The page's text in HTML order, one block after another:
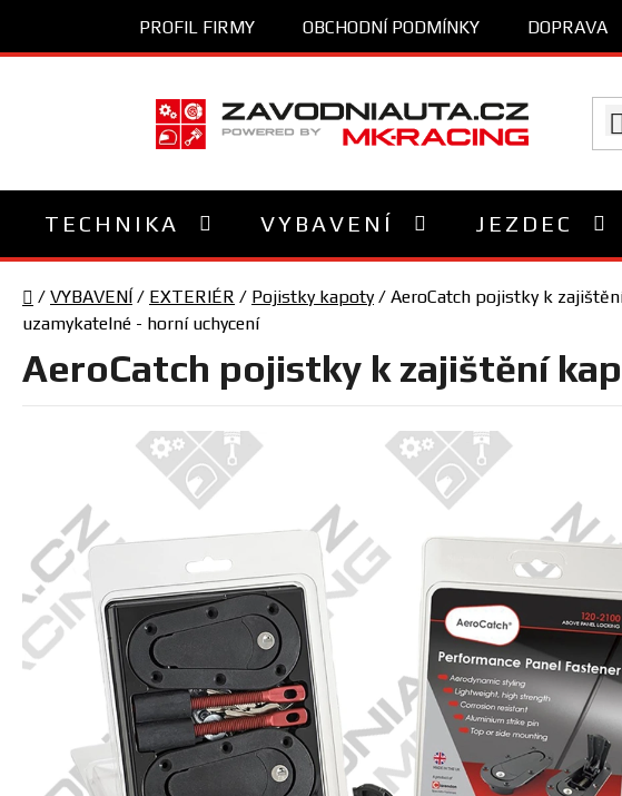
obsah
PROFIL FIRMY OBCHODNÍ PODMÍNKY DOPRAVA
TECHNIKA VYBAVENÍ JEZDEC
Domů
/ VYBAVENÍ / EXTERIÉR / Pojistky kapoty / AeroCatch pojistky k
uzamykatelné - horní uchycení
AeroCatch pojistky k zajištění